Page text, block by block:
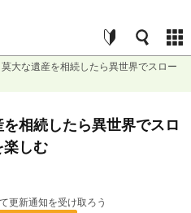
莫大な遺産を相続したら異世界でスロー
相続したら異世界でスロ
楽しむ
更新通知を受け取ろう